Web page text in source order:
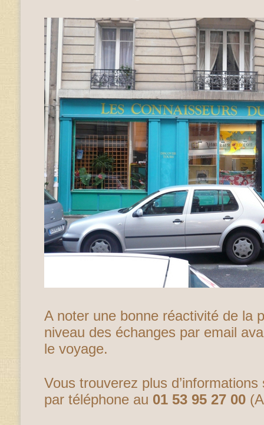
A noter une bonne réactivité de la
niveau des échanges par email
le voyage.
Vous trouverez plus
par téléphone au 01 53 95 27 00